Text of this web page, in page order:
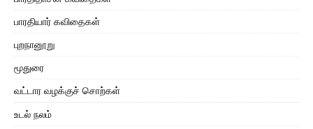
பாரதியார் கவிதைகள்
புறநானூறு
மூதுரை
வட்டார வழக்குச் சொற்கள்
உடல் நலம்